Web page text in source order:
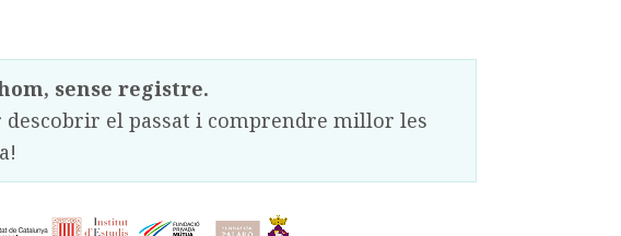
sense registre.
descobrir el passat i comprendre millor les